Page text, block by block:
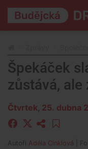
Špekáček
zůstává,
Čtvrtek, 25. dubna
Autoři Adéla Cinklová |